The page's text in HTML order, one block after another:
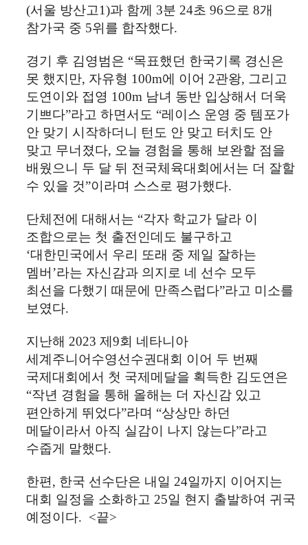
(서울 방산고1)과 함께 3분 24초 96으로 8개
참가국 중 5위를 합작했다.
경기 후 김영범은 “목표했던 한국기록 경신은
못 했지만, 자유형 100m에 이어 2관왕, 그리고
도연이와 접영 100m 남녀 동반 입상해서 더욱
기쁘다”라고 하면서도 “레이스 운영 중 템포가
안 맞기 시작하더니 턴도 안 맞고 터치도 안
맞고 무너졌다, 오늘 경험을 통해 보완할 점을
배웠으니 두 달 뒤 전국체육대회에서는 더 잘할
수 있을 것”이라며 스스로 평가했다.
단체전에 대해서는 “각자 학교가 달라 이
조합으로는 첫 출전인데도 불구하고
‘대한민국에서 우리 또래 중 제일 잘하는
멤버 ’라는 자신감과 의지로 네 선수 모두
최선을 다했기 때문에 만족스럽다”라고 미소를
보였다.
지난해 2023 제 9회 네타니아
세계주니어수영선수권대회 이어 두 번째
국제대회에서 첫 국제메달을 획득한 김도연은
“작년 경험을 통해 올해는 더 자신감 있고
편안하게 뛰었다”라며 “상상만 하던
메달이라서 아직 실감이 나지 않는다”라고
수줍게 말했다.
한편 , 한국 선수단은 내일 24일까지 이어지는
대회 일정을 소화하고 25일 현지 출발하여 귀국
예정이다. <끝>